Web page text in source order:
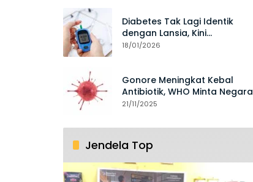
Diabetes Tak Lagi Identik
dengan Lansia, Kini
Mengancam Generasi Muda
18/01/2026
Gonore Meningkat Kebal
Antibiotik, WHO Minta Negara
Perkuat Surveilans
21/11/2025
Jendela Top